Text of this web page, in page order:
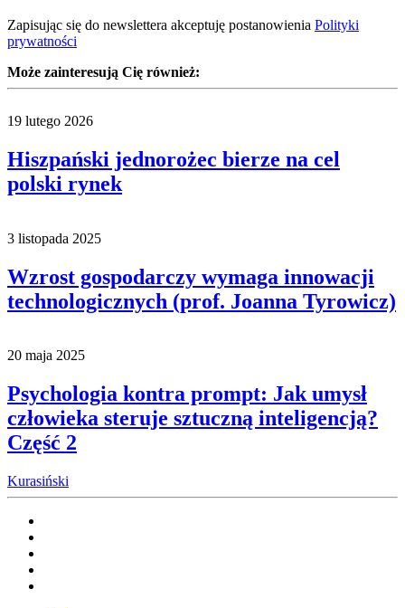
Zapisując się do newslettera akceptuję postanowienia Polityki
prywatności
Może zainteresują Cię również:
19 lutego 2026
Hiszpański jednorożec bierze na cel
polski rynek
3 listopada 2025
Wzrost gospodarczy wymaga innowacji
technologicznych (prof. Joanna Tyrowicz)
20 maja 2025
Psychologia kontra prompt: Jak umysł
człowieka steruje sztuczną inteligencją?
Część 2
Kurasiński